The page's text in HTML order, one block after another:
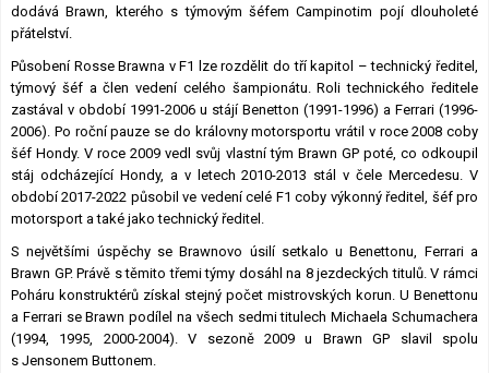
dodává Brawn, kterého s týmovým šéfem Campinotim pojí dlouholeté
přátelství.
Působení Rosse Brawna v F1 lze rozdělit do tří kapitol – technický ředitel,
týmový šéf a člen vedení celého šampionátu. Roli technického ředitele
zastával v období 1991-2006 u stájí Benetton (1991-1996) a Ferrari (1996-
2006). Po roční pauze se do královny motorsportu vrátil v roce 2008 coby
šéf Hondy. V roce 2009 vedl svůj vlastní tým Brawn GP poté, co odkoupil
stáj odcházející Hondy, a v letech 2010-2013 stál v čele Mercedesu. V
období 2017-2022 působil ve vedení celé F1 coby výkonný ředitel, šéf pro
motorsport a také jako technický ředitel.
S největšími úspěchy se Brawnovo úsilí setkalo u Benettonu, Ferrari a
Brawn GP. Právě s těmito třemi týmy dosáhl na 8 jezdeckých titulů. V rámci
Poháru konstruktérů získal stejný počet mistrovských korun. U Benettonu
a Ferrari se Brawn podílel na všech sedmi titulech Michaela Schumachera
(1994, 1995, 2000-2004). V sezoně 2009 u Brawn GP slavil spolu
s Jensonem Buttonem.